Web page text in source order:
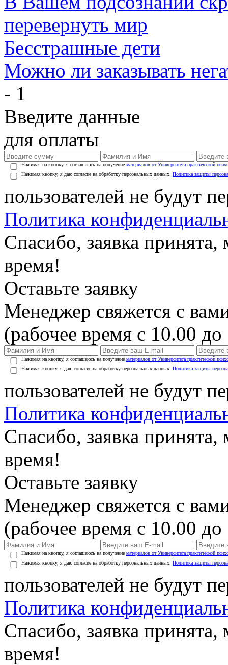
перевернуть мир
Бесстрашные дети
Можно ли заказывать
- 1
Введите данные
для оплаты
Нажимая на кнопку, я соглашаюсь на получение материалов от Университета практической
Нажимая кнопку, я даю согласие на обработку персональных данных. Политика защиты
пользователей не будут
Политика
Спасибо, заявка
время!
Оставьте заявку
Менеджер свяжется с
(рабочее время с 10.00
Нажимая на кнопку, я соглашаюсь на получение материалов от Университета практической
Нажимая кнопку, я даю согласие на обработку персональных данных. Политика защиты
пользователей не будут
Политика
Спасибо, заявка
время!
Оставьте заявку
Менеджер свяжется с
(рабочее время с 10.00
Нажимая на кнопку, я соглашаюсь на получение материалов от Университета практической
Нажимая кнопку, я даю согласие на обработку персональных данных. Политика защиты
пользователей не будут
Политика
Спасибо, заявка
время!